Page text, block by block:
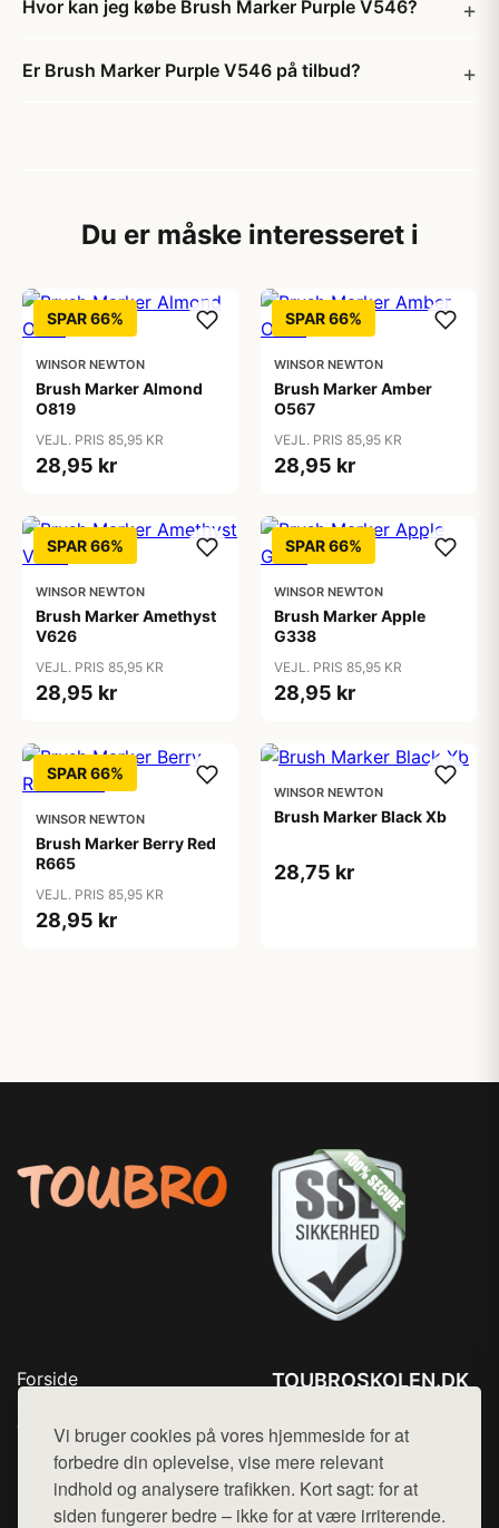
Vi bruger cookies på vores hjemmeside for at
forbedre din oplevelse, vise mere relevant
indhold og analysere trafikken. Kort sagt: for at
siden fungerer bedre – ikke for at være irriterende.
Hvor kan jeg købe Brush Marker Purple V546?
Er Brush Marker Purple V546 på tilbud?
Du er måske interesseret i
SPAR 66%
WINSOR NEWTON
Brush Marker Almond
O819
VEJL. PRIS 85,95 KR
28,95 kr
SPAR 66%
WINSOR NEWTON
Brush Marker Amber
O567
VEJL. PRIS 85,95 KR
28,95 kr
SPAR 66%
WINSOR NEWTON
Brush Marker Amethyst
V626
VEJL. PRIS 85,95 KR
28,95 kr
SPAR 66%
WINSOR NEWTON
Brush Marker Apple
G338
VEJL. PRIS 85,95 KR
28,95 kr
SPAR 66%
WINSOR NEWTON
Brush Marker Berry Red
R665
VEJL. PRIS 85,95 KR
28,95 kr
WINSOR NEWTON
Brush Marker Black Xb
28,75 kr
Forside
Top Rabatter
Blog
Kontakt
TOUBROSKOLEN.DK
Mail: hej@want.dk
Cookie- og privatlivspolitik